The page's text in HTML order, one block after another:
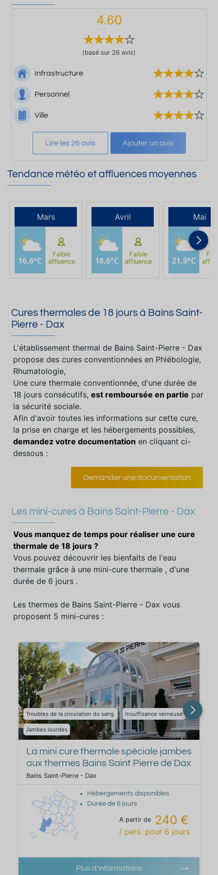
4.60
(basé sur 26 avis)
Infrastructure
Personnel
Ville
Lire les 26 avis Ajouter un avis
Tendance météo et affluences moyennes
Mars
16.6°C
Faible
affluence
Avril
18.6°C
Faible
affluence
Mai
21.9°C
Cures thermales de 18 jours à Bains Saint-
Pierre - Dax
L'établissement thermal de Bains Saint-Pierre - Dax
propose des cures conventionnées en Phlébologie,
Rhumatologie,
Une cure thermale conventionnée, d'une durée de
18 jours consécutifs, est remboursée en partie par
la sécurité sociale.
Afin d'avoir toutes les informations sur cette cure,
la prise en charge et les hébergements possibles,
demandez votre documentation en cliquant ci-
dessous :
Demander une documentation
Les mini-cures à Bains Saint-Pierre - Dax
Vous manquez de temps pour réaliser une cure
thermale de 18 jours ?
Vous pouvez découvrir les bienfaits de l'eau
thermale grâce à une mini-cure thermale , d'une
durée de 6 jours .
Les thermes de Bains Saint-Pierre - Dax vous
proposent 5 mini-cures :
Troubles de la circulation du sang Insuffisance veineuse
Jambes lourdes
La mini cure thermale spéciale jambes
aux thermes Bains Saint Pierre de Dax
Bains Saint-Pierre - Dax
Hébergements disponibles
Durée de6 jours
A partir de 240 €
/ pers. pour 6 jours
Plus d'informations